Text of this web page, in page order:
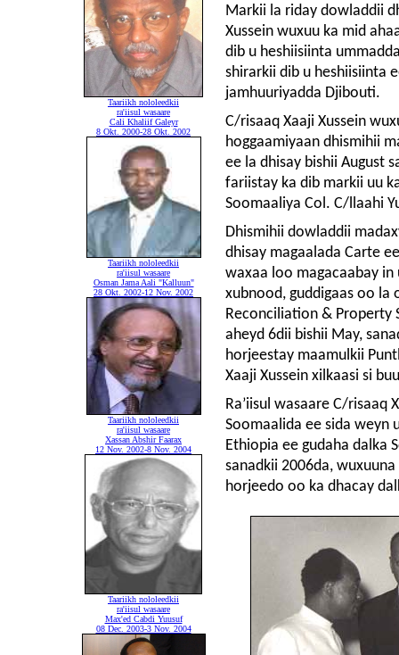
Taariikh nololeedkii
ra'iisul wasaare
Cali Khaliif Galeyr
8 Okt. 2000-28 Okt. 2002
Taariikh nololeedkii
ra'iisul wasaare
Osman Jama Aali "Kalluun"
28 Okt. 2002-12 Nov. 2002
Taariikh nololeedkii
ra'iisul wasaare
Xassan Abshir Faarax
12 Nov. 2002-8 Nov. 2004
Taariikh nololeedkii
ra'iisul wasaare
Max'ed Cabdi Yuusuf
08 Dec. 2003-3 Nov. 2004
Markii la riday dowladdii
Xussein wuxuu ka mid
dib u heshiisiinta
shirarkii dib u heshiisiinta
jamhuuriyadda Djibouti.
C/risaaq Xaaji Xussein
hoggaamiyaan dhismihii
ee la dhisay bishii August
fariistay ka dib markii uu
Soomaaliya Col. C/llaahi
Dhismihii dowladdii
dhisay magaalada Carte
waxaa loo magacaabay in
xubnood, guddigaas oo
Reconciliation & Property
aheyd 6dii bishii May,
horjeestay maamulkii
Xaaji Xussein xilkaasi si
Ra’iisul wasaare C/risaaq
Soomaalida ee sida weyn
Ethiopia ee gudaha dalka
sanadkii 2006da,
horjeedo oo ka dhacay